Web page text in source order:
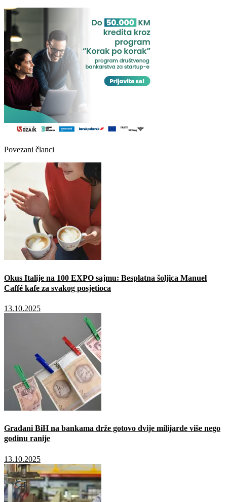
Povezani članci
Okus Italije na 100 EXPO sajmu: Besplatna šoljica Manuel
Caffé kafe za svakog posjetioca
13.10.2025
Građani BiH na bankama drže gotovo dvije milijarde više nego
godinu ranije
13.10.2025